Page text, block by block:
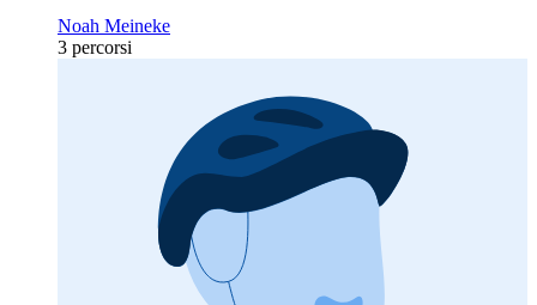
Noah Meineke
3 percorsi